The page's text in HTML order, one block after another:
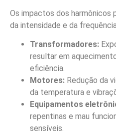
Os impactos dos harmônicos
da intensidade e da
Transformadores:
resultar em
eficiência.
Motores: Redução da
da temperatura e
Equipamentos
repentinas e mau
sensíveis.